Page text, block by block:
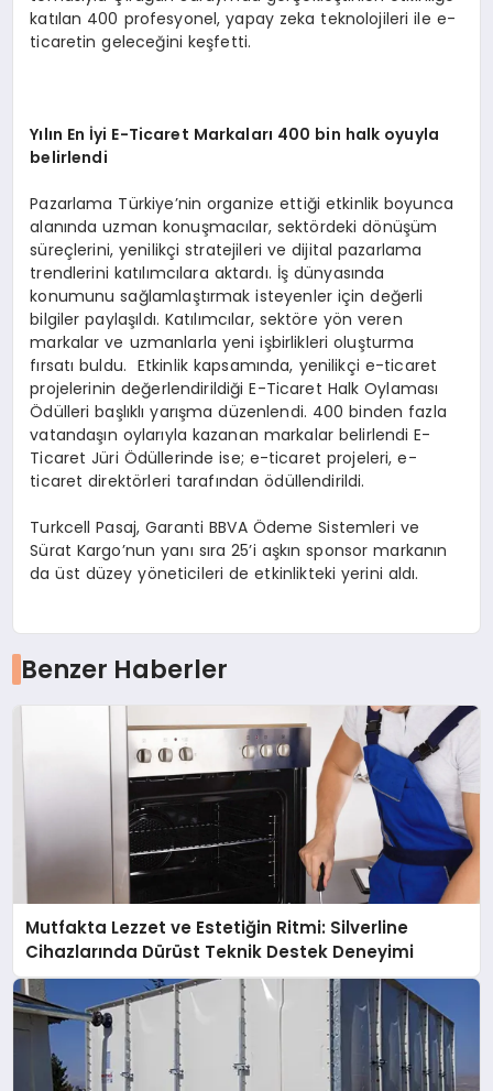
katılan 400 profesyonel, yapay zeka teknolojileri ile e-
ticaretin geleceğini keşfetti.
Yılın En İyi E-Ticaret Markaları 400 bin halk oyuyla
belirlendi
Pazarlama Türkiye’nin organize ettiği etkinlik boyunca
alanında uzman konuşmacılar, sektördeki dönüşüm
süreçlerini, yenilikçi stratejileri ve dijital pazarlama
trendlerini katılımcılara aktardı. İş dünyasında
konumunu sağlamlaştırmak isteyenler için değerli
bilgiler paylaşıldı. Katılımcılar, sektöre yön veren
markalar ve uzmanlarla yeni işbirlikleri oluşturma
fırsatı buldu. Etkinlik kapsamında, yenilikçi e-ticaret
projelerinin değerlendirildiği E-Ticaret Halk Oylaması
Ödülleri başlıklı yarışma düzenlendi. 400 binden fazla
vatandaşın oylarıyla kazanan markalar belirlendi E-
Ticaret Jüri Ödüllerinde ise; e-ticaret projeleri, e-
ticaret direktörleri tarafından ödüllendirildi.
Turkcell Pasaj, Garanti BBVA Ödeme Sistemleri ve
Sürat Kargo’nun yanı sıra 25’i aşkın sponsor markanın
da üst düzey yöneticileri de etkinlikteki yerini aldı.
Benzer Haberler
Mutfakta Lezzet ve Estetiğin Ritmi: Silverline
Cihazlarında Dürüst Teknik Destek Deneyimi